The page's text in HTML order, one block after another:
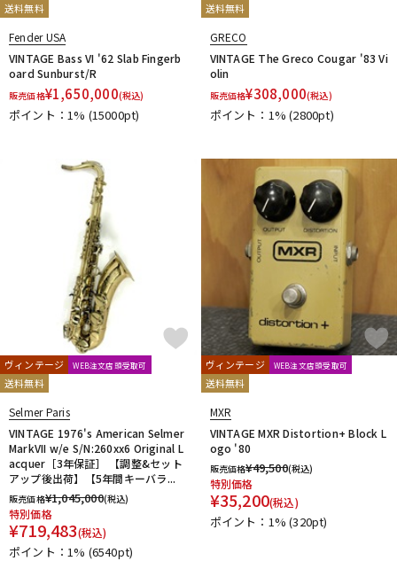
送料無料
Fender USA
VINTAGE Bass VI '62 Slab Fingerb
oard Sunburst/R
販売価格¥1,650,000(税込)
ポイント：1% (15000pt)
送料無料
GRECO
VINTAGE The Greco Cougar '83 Vi
olin
販売価格¥308,000(税込)
ポイント：1%(2800pt)
ヴィンテージ WEB注文店頭受取可
送料無料
Selmer Paris
VINTAGE 1976's American Selmer
MarkVII w/e S/N:260xx6 Original L
acquer［3年保証］ 【調整&セット
アップ後出荷】【5年間キーバラ...
販売価格¥1,045,000(税込)
特別価格
¥719,483(税込)
ポイント：1% (6540pt)
ヴィンテージ WEB注文店頭受取可
送料無料
MXR
VINTAGE MXR Distortion+ Block L
ogo '80
販売価格¥49,500(税込)
特別価格
¥35,200(税込)
ポイント：1%(320pt)